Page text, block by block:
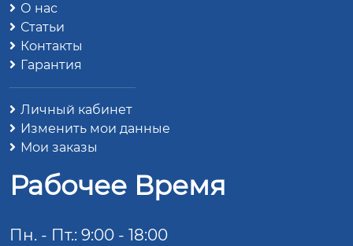
О нас
Статьи
Контакты
Гарантия
Личный кабинет
Изменить мои данные
Мои заказы
Рабочее Время
Пн. - Пт.: 9:00 - 18:00